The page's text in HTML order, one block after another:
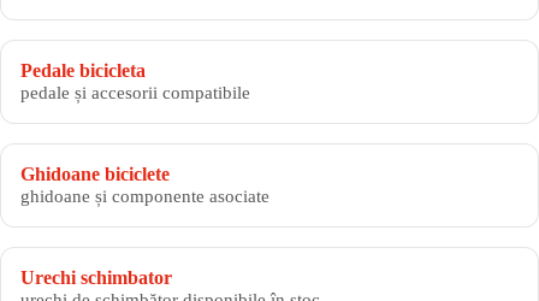
Pedale bicicleta
pedale și accesorii compatibile
Ghidoane biciclete
ghidoane și componente asociate
Urechi schimbator